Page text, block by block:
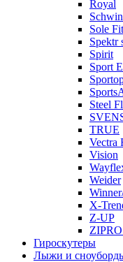
Royal
Sole
Spektr
Spirit
Sport
Steel
TRUE
Vectra
Vision
Weider
X-
Z-UP
Гироскутеры
Лыжи и